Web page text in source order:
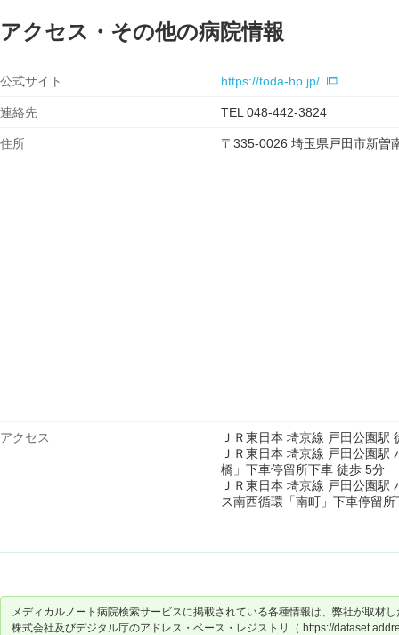
アクセス・その他の病院情報
公式サイト https://toda-hp.jp/
連絡先 TEL 048-442-3824
住所 〒335-0026 埼玉県戸田市新曽
アクセス
ＪＲ東日本 埼京線 戸田公園駅
ＪＲ東日本 埼京線 戸田公園
橋」下車停留所下車 徒歩 5分
ＪＲ東日本 埼京線 戸田公園
ス南西循環「南町」下車停留
メディカルノート病院検索サービスに掲載されている各種情報は、弊社が取材
株式会社及びデジタル庁のアドレス・ベース・レジストリ（ https://